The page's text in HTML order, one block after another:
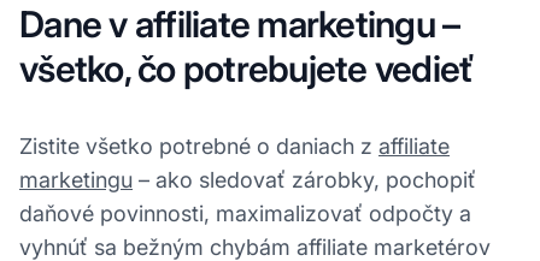
Dane v affiliate marketingu –
všetko, čo potrebujete vedieť
Zistite všetko potrebné o daniach z affiliate
marketingu – ako sledovať zárobky, pochopiť
daňové povinnosti, maximalizovať odpočty a
vyhnúť sa bežným chybám affiliate marketérov